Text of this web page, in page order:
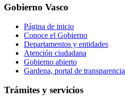
Gobierno Vasco
Página de inicio
Conoce el Gobierno
Departamentos y entidades
Atención ciudadana
Gobierno abierto
Gardena, portal de transparencia
Trámites y servicios